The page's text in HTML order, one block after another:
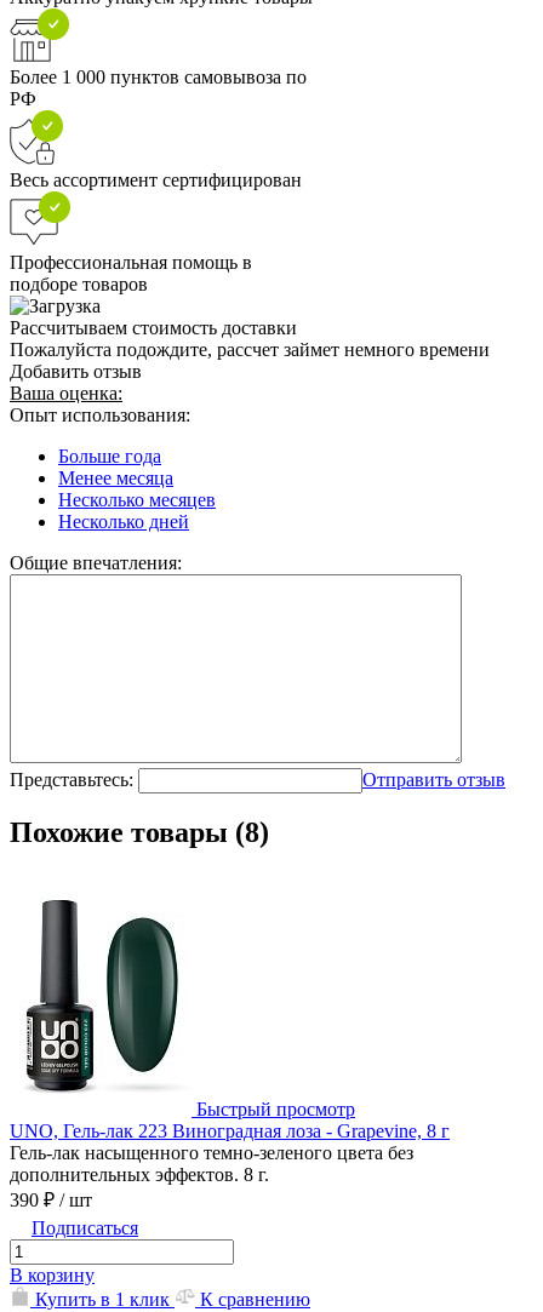
Более 1 000 пунктов самовывоза по
РФ
Весь ассортимент сертифицирован
Профессиональная помощь в
подборе товаров
Рассчитываем стоимость доставки
Пожалуйста подождите, рассчет займет немного времени
Добавить отзыв
Ваша оценка:
Опыт использования:
Больше года
Менее месяца
Несколько месяцев
Несколько дней
Общие впечатления:
Представьтесь: Отправить отзыв
Похожие товары (8)
Быстрый просмотр
UNO, Гель-лак 223 Виноградная лоза - Grapevine, 8 г
Гель-лак насыщенного темно-зеленого цвета без
дополнительных эффектов. 8 г.
390 ₽ / шт
Подписаться
В корзину
Купить в 1 клик
К сравнению